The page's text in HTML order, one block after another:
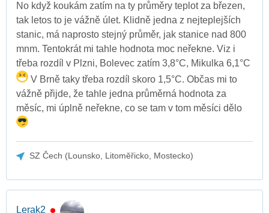
No když koukám zatím na ty průměry teplot za březen,
tak letos to je vážně úlet. Klidně jedna z nejteplejších
stanic, má naprosto stejný průměr, jak stanice nad 800
mnm. Tentokrát mi tahle hodnota moc neřekne. Viz i
třeba rozdíl v Plzni, Bolevec zatím 3,8°C, Mikulka 6,1°C
V Brně taky třeba rozdíl skoro 1,5°C. Občas mi to
vážně přijde, že tahle jedna průměrná hodnota za
měsíc, mi úplně neřekne, co se tam v tom měsíci dělo
SZ Čech (Lounsko, Litoměřicko, Mostecko)
Lerak2